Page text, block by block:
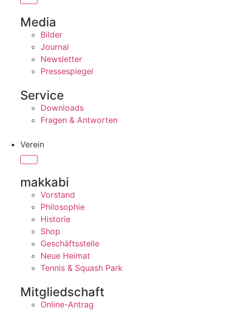
Media
Bilder
Journal
Newsletter
Pressespiegel
Service
Downloads
Fragen & Antworten
Verein
makkabi
Vorstand
Philosophie
Historie
Shop
Geschäftsstelle
Neue Heimat
Tennis & Squash Park
Mitgliedschaft
Online-Antrag